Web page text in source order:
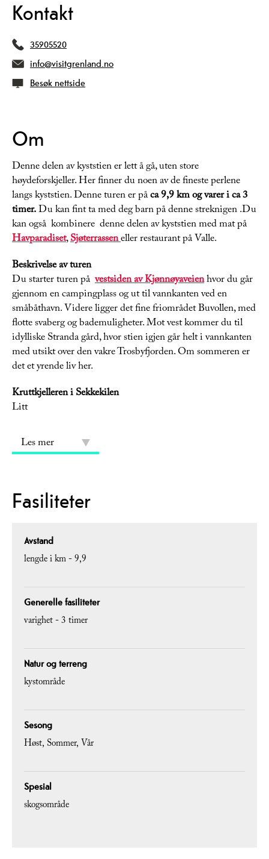
Kontakt
35905520
info@visitgrenland.no
Besøk nettside
Om
Denne delen av kyststien er lett å gå, uten store
høydeforskjeller. Her finner du noen av de fineste perlene
langs kyststien. Denne turen er påca 9,9 km og varer i ca 3
timer.Du kan fint ta med deg barn på denne streknigen .Du
kan også kombinere denne delen av kyststien med mat på
Havparadiset,Sjøterrasseneller restaurant på Valle.
Beskrivelse av turen
Du starter turen på vestsiden av Kjønnøyaveienhvor du går
gjennom en campingplass og ut til vannkanten ved en
småbåthavn. Videre ligger det fine friområdet Buvollen, med
flotte svaberg og bademuligheter. Mot vest kommer du til
idylliske Stranda gård, hvor stien igjen går helt i vannkanten
med utsikt over den vakre Trosbyfjorden. Om sommeren er
det et yrende liv her.
Kruttkjelleren i Sekkekilen
Litt
Les mer
Fasiliteter
Avstand
lengde i km -9,9
Generelle fasiliteter
varighet -3 timer
Natur og terreng
kystområde
Sesong
Høst Sommer Vår
Spesial
skogsområde